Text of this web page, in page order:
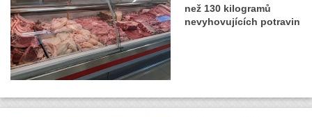
než 130 kilogramů
nevyhovujících potravin